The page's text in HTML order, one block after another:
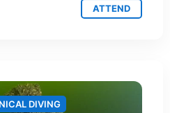
ATTEND
DIVING